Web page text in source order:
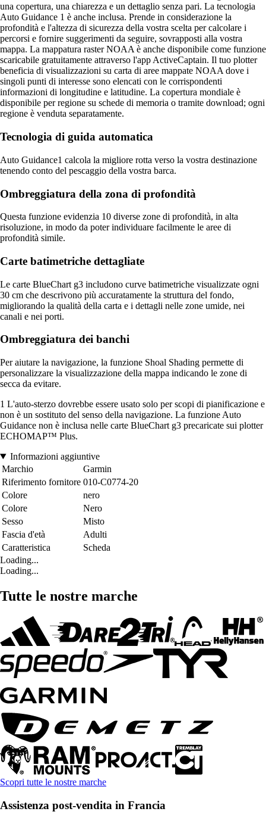
una copertura, una chiarezza e un dettaglio senza pari. La tecnologia
Auto Guidance 1 è anche inclusa. Prende in considerazione la
profondità e l'altezza di sicurezza della vostra scelta per calcolare i
percorsi e fornire suggerimenti da seguire, sovrapposti alla vostra
mappa. La mappatura raster NOAA è anche disponibile come funzione
scaricabile gratuitamente attraverso l'app ActiveCaptain. Il tuo plotter
beneficia di visualizzazioni su carta di aree mappate NOAA dove i
singoli punti di interesse sono elencati con le corrispondenti
informazioni di longitudine e latitudine. La copertura mondiale è
disponibile per regione su schede di memoria o tramite download; ogni
regione è venduta separatamente.
Tecnologia di guida automatica
Auto Guidance1 calcola la migliore rotta verso la vostra destinazione
tenendo conto del pescaggio della vostra barca.
Ombreggiatura della zona di profondità
Questa funzione evidenzia 10 diverse zone di profondità, in alta
risoluzione, in modo da poter individuare facilmente le aree di
profondità simile.
Carte batimetriche dettagliate
Le carte BlueChart g3 includono curve batimetriche visualizzate ogni
30 cm che descrivono più accuratamente la struttura del fondo,
migliorando la qualità della carta e i dettagli nelle zone umide, nei
canali e nei porti.
Ombreggiatura dei banchi
Per aiutare la navigazione, la funzione Shoal Shading permette di
personalizzare la visualizzazione della mappa indicando le zone di
secca da evitare.
1 L'auto-sterzo dovrebbe essere usato solo per scopi di pianificazione e
non è un sostituto del senso della navigazione. La funzione Auto
Guidance non è inclusa nelle carte BlueChart g3 precaricate sui plotter
ECHOMAP™ Plus.
Informazioni aggiuntive
Marchio
Garmin
Riferimento fornitore 010-C0774-20
Colore
nero
Colore
Nero
Sesso
Misto
Fascia d'età
Adulti
Caratteristica
Scheda
Loading...
Loading...
Tutte le nostre marche
Scopri tutte le nostre marche
Assistenza post-vendita in Francia